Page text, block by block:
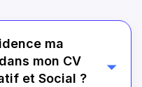
ma
mon CV
et Social ?